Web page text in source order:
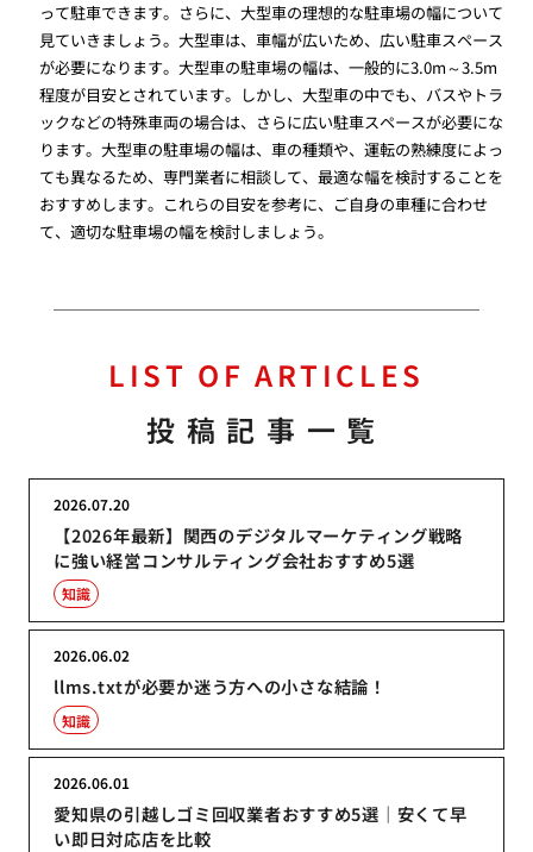
って駐車できます。さらに、大型車の理想的な駐車場の幅について
見ていきましょう。大型車は、車幅が広いため、広い駐車スペース
が必要になります。大型車の駐車場の幅は、一般的に3.0m～3.5m
程度が目安とされています。しかし、大型車の中でも、バスやトラ
ックなどの特殊車両の場合は、さらに広い駐車スペースが必要にな
ります。大型車の駐車場の幅は、車の種類や、運転の熟練度によっ
ても異なるため、専門業者に相談して、最適な幅を検討することを
おすすめします。これらの目安を参考に、ご自身の車種に合わせ
て、適切な駐車場の幅を検討しましょう。
LIST OF ARTICLES
投稿記事一覧
【2026年最新】関西のデジタルマーケティング戦略
に強い経営コンサルティング会社おすすめ5選
2026.07.20
知識
llms.txtが必要か迷う方への小さな結論！
2026.06.02
知識
愛知県の引越しゴミ回収業者おすすめ5選｜安くて早
い即日対応店を比較
2026.06.01